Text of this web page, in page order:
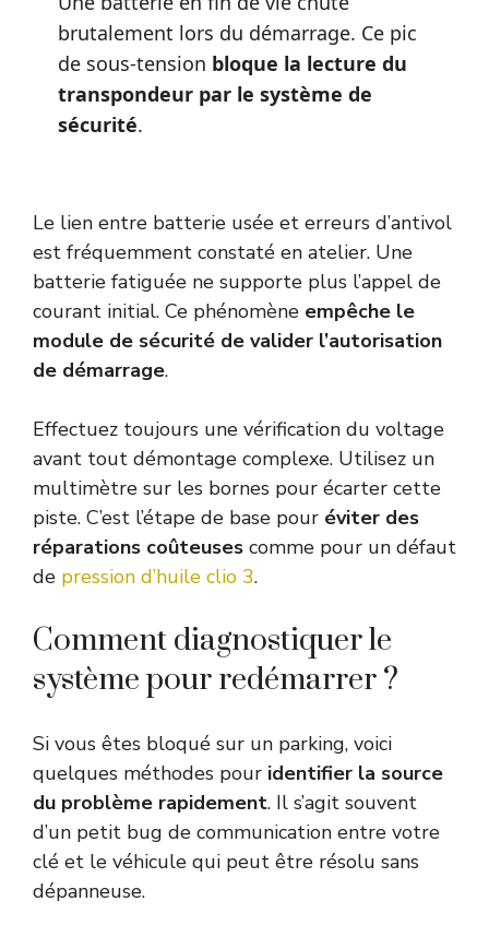
brutalement lors du démarrage. Ce pic
de sous-tension bloque la lecture du
transpondeur par le système de
sécurité.
Le lien entre batterie usée et erreurs d’antivol
est fréquemment constaté en atelier. Une
batterie fatiguée ne supporte plus l’appel de
courant initial. Ce phénomène empêche le
module de sécurité de valider l’autorisation
de démarrage.
Effectuez toujours une vérification du voltage
avant tout démontage complexe. Utilisez un
multimètre sur les bornes pour écarter cette
piste. C’est l’étape de base pour éviter des
réparations coûteuses comme pour un défaut
de pression d’huile clio 3.
Comment diagnostiquer le
système pour redémarrer ?
Si vous êtes bloqué sur un parking, voici
quelques méthodes pour identifier la source
du problème rapidement. Il s’agit souvent
d’un petit bug de communication entre votre
clé et le véhicule qui peut être résolu sans
dépanneuse.